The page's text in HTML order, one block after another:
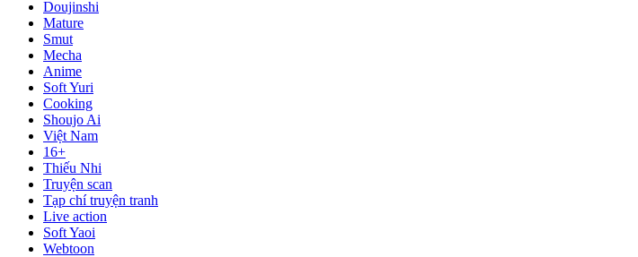
Doujinshi
Mature
Smut
Mecha
Anime
Soft Yuri
Cooking
Shoujo Ai
Việt Nam
16+
Thiếu Nhi
Truyện scan
Tạp chí truyện tranh
Live action
Soft Yaoi
Webtoon